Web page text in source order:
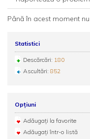
Până în acest moment
Statistici
Descărcări: 180
Ascultări: 852
Opțiuni
Adăugați la favorite
Adăugați într-o listă